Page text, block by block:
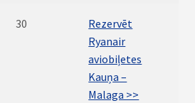
30
Rezervēt
Ryanair
aviobiļetes
Kauņa –
Malaga >>